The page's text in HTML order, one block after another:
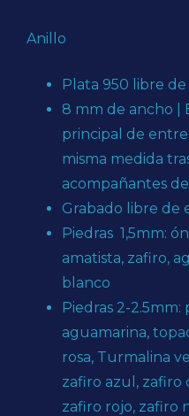
Anillo
Plata 950 libre de
8 mm de ancho |
principal de entre
misma medida
acompañantes de
Grabado libre de
Piedras 1,5mm:
amatista, zafiro,
blanco
Piedras 2-
aguamarina,
rosa, Turmalina
zafiro azul, zafiro
zafiro rojo, zafiro